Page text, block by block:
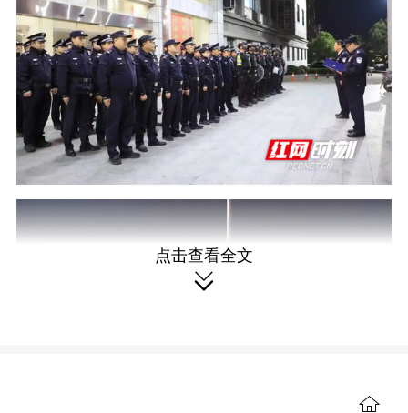
点击查看全文
